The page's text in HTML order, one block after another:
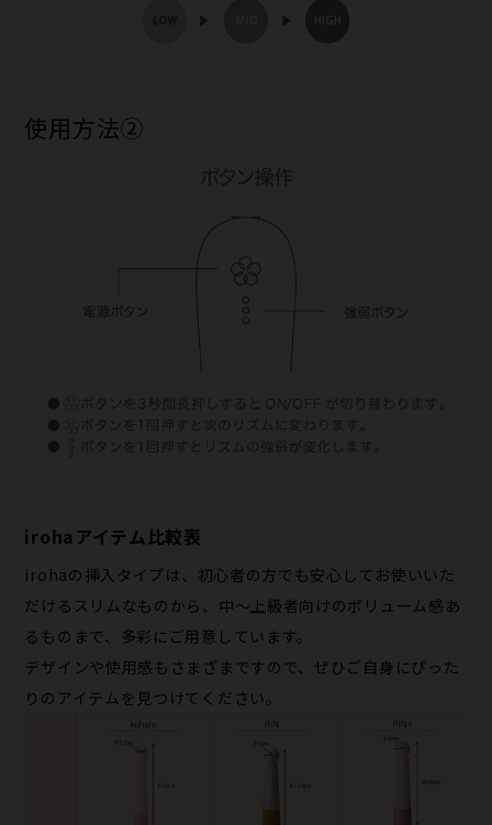
使用方法②
irohaアイテム比較表
irohaの挿入タイプは、初心者の方でも安心してお使いいた
だけるスリムなものから、中〜上級者向けのボリューム感あ
るものまで、多彩にご用意しています。
デザインや使用感もさまざまですので、ぜひご自身にぴった
りのアイテムを見つけてください。